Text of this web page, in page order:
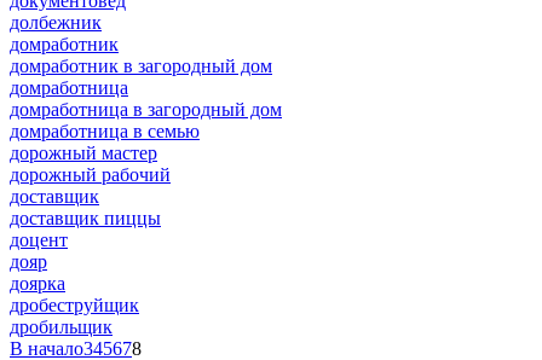
долбежник
домработник
домработник в загородный дом
домработница
домработница в загородный дом
домработница в семью
дорожный мастер
дорожный рабочий
доставщик
доставщик пиццы
доцент
дояр
доярка
дробеструйщик
дробильщик
В начало345678